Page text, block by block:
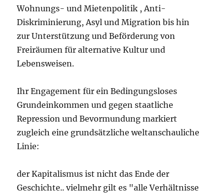
Wohnungs- und Mietenpolitik , Anti-
Diskriminierung, Asyl und Migration bis hin
zur Unterstützung und Beförderung von
Freiräumen für alternative Kultur und
Lebensweisen.
Ihr Engagement für ein Bedingungsloses
Grundeinkommen und gegen staatliche
Repression und Bevormundung markiert
zugleich eine grundsätzliche weltanschauliche
Linie:
der Kapitalismus ist nicht das Ende der
Geschichte.. vielmehr gilt es "alle Verhältnisse